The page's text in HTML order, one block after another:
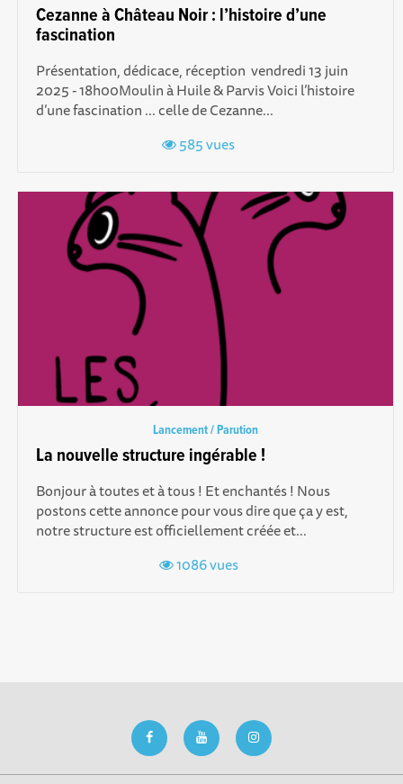
Cezanne à Château Noir : l’histoire d’une
fascination
Présentation, dédicace, réception vendredi 13 juin
2025 - 18h00Moulin à Huile & Parvis Voici l’histoire
d’une fascination ... celle de Cezanne...
585 vues
Lancement / Parution
La nouvelle structure ingérable !
Bonjour à toutes et à tous ! Et enchantés ! Nous
postons cette annonce pour vous dire que ça y est,
notre structure est officiellement créée et...
1086 vues